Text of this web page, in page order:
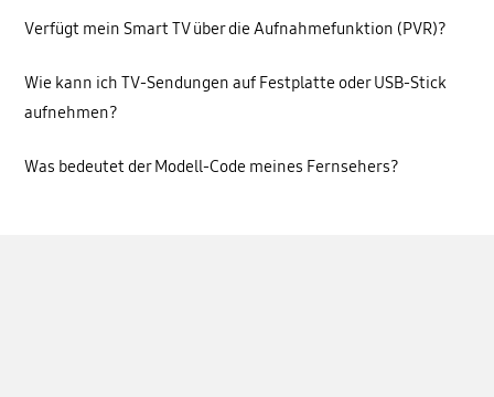
Verfügt mein Smart TV über die Aufnahmefunktion (PVR)?
Wie kann ich TV-Sendungen auf Festplatte oder USB-Stick
aufnehmen?
Was bedeutet der Modell-Code meines Fernsehers?